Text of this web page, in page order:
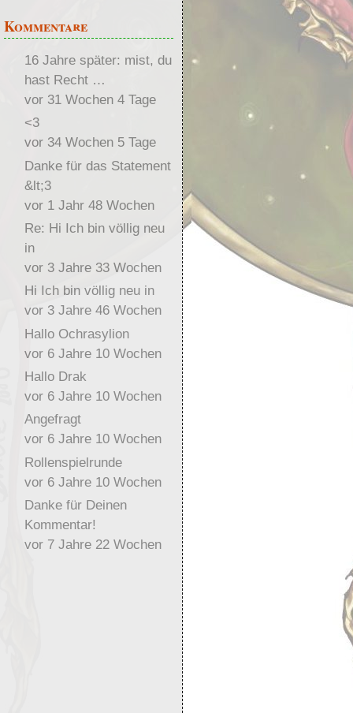
Kommentare
16 Jahre später: mist, du
hast Recht …
vor 31 Wochen 4 Tage
<3
vor 34 Wochen 5 Tage
Danke für das Statement
&lt;3
vor 1 Jahr 48 Wochen
Re: Hi Ich bin völlig neu
in
vor 3 Jahre 33 Wochen
Hi Ich bin völlig neu in
vor 3 Jahre 46 Wochen
Hallo Ochrasylion
vor 6 Jahre 10 Wochen
Hallo Drak
vor 6 Jahre 10 Wochen
Angefragt
vor 6 Jahre 10 Wochen
Rollenspielrunde
vor 6 Jahre 10 Wochen
Danke für Deinen
Kommentar!
vor 7 Jahre 22 Wochen